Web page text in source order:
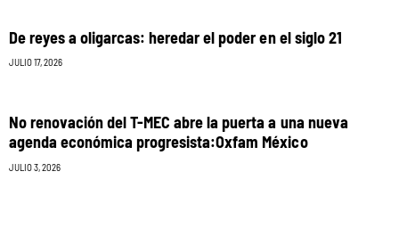
De reyes a oligarcas: heredar el poder en el siglo 21
JULIO 17, 2026
No renovación del T-MEC abre la puerta a una nueva
agenda económica progresista:Oxfam México
JULIO 3, 2026